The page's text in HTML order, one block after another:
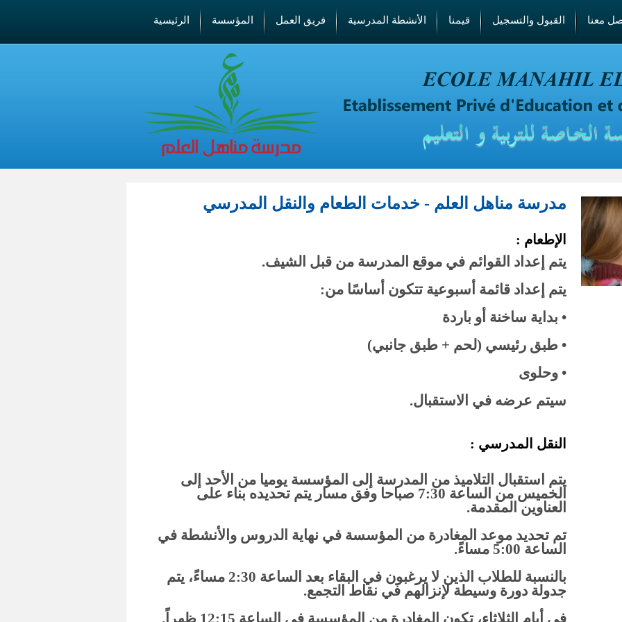
الرئيسية المؤسسة فريق العمل الأنشطة المدرسية قيمنا القبول والتسجيل معنا
مدرسة مناهل العلم - خدمات الطعام والنقل المدرسي
الإطعام :
يتم إعداد القوائم في موقع المدرسة من قبل الشيف.
يتم إعداد قائمة أسبوعية تتكون أساسًا من:
• بداية ساخنة أو باردة
• طبق رئيسي (لحم + طبق جانبي)
• وحلوى
سيتم عرضه في الاستقبال.
النقل المدرسي :
يتم استقبال التلاميذ من المدرسة إلى المؤسسة يوميا من الأحد إلى
الخميس من الساعة 7:30 صباحا وفق مسار يتم تحديده بناء على
العناوين المقدمة.
تم تحديد موعد المغادرة من المؤسسة في نهاية الدروس والأنشطة في
الساعة 5:00 مساءً.
بالنسبة للطلاب الذين لا يرغبون في البقاء بعد الساعة 2:30 مساءً، يتم
جدولة دورة وسيطة لإنزالهم في نقاط التجمع.
في أيام الثلاثاء، تكون المغادرة من المؤسسة في الساعة 12:15 ظهراً.